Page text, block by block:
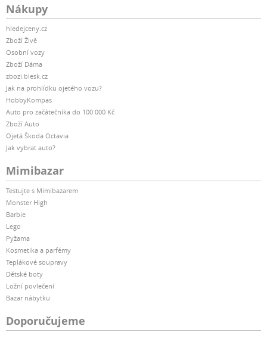
Nákupy
hledejceny.cz
Zboží Živě
Osobní vozy
Zboží Dáma
zbozi.blesk.cz
Jak na prohlídku ojetého vozu?
HobbyKompas
Auto pro začátečníka do 100 000 Kč
Zboží Auto
Ojetá Škoda Octavia
Jak vybrat auto?
Mimibazar
Testujte s Mimibazarem
Monster High
Barbie
Lego
Pyžama
Kosmetika a parfémy
Teplákové soupravy
Dětské boty
Ložní povlečení
Bazar nábytku
Doporučujeme